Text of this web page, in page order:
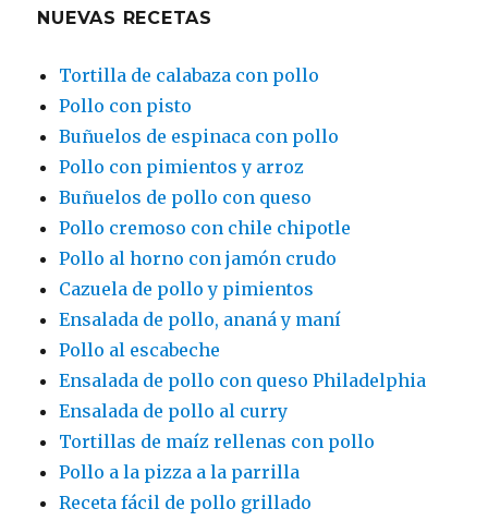
NUEVAS RECETAS
Tortilla de calabaza con pollo
Pollo con pisto
Buñuelos de espinaca con pollo
Pollo con pimientos y arroz
Buñuelos de pollo con queso
Pollo cremoso con chile chipotle
Pollo al horno con jamón crudo
Cazuela de pollo y pimientos
Ensalada de pollo, ananá y maní
Pollo al escabeche
Ensalada de pollo con queso Philadelphia
Ensalada de pollo al curry
Tortillas de maíz rellenas con pollo
Pollo a la pizza a la parrilla
Receta fácil de pollo grillado